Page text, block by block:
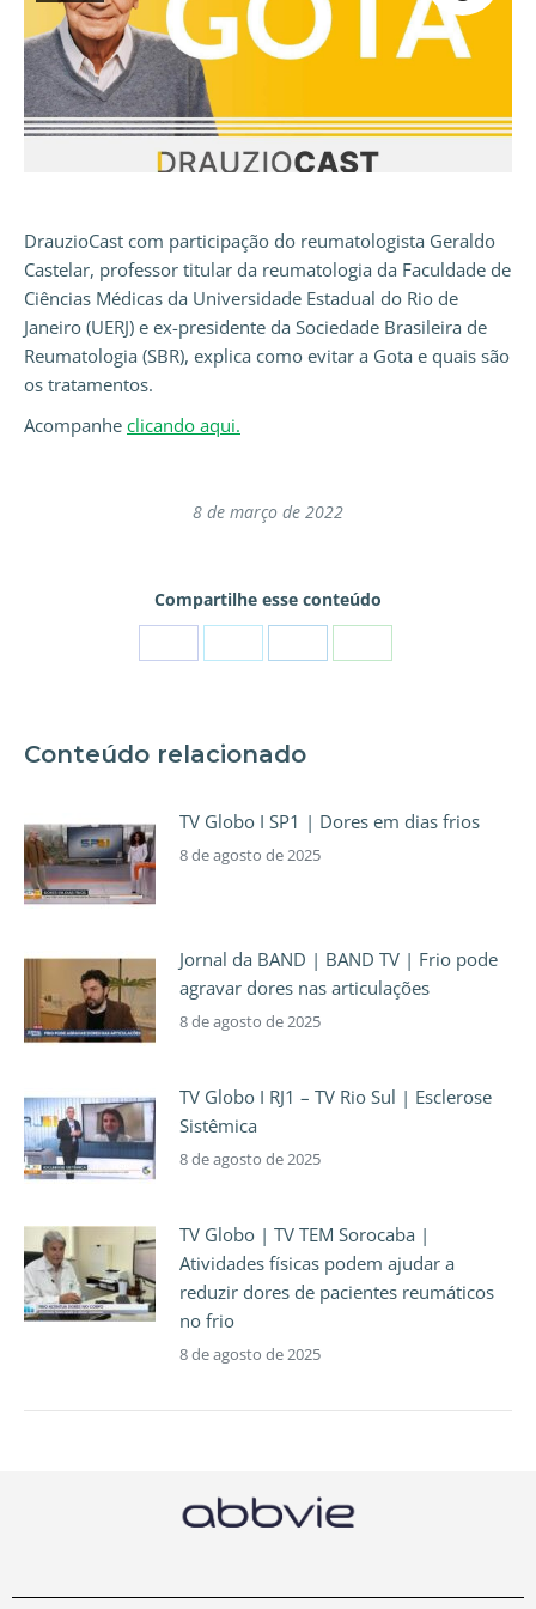
DrauzioCast com participação do reumatologista Geraldo
Castelar, professor titular da reumatologia da Faculdade de
Ciências Médicas da Universidade Estadual do Rio de
Janeiro (UERJ) e ex-presidente da Sociedade Brasileira de
Reumatologia (SBR), explica como evitar a Gota e quais são
os tratamentos.
Acompanhe clicando aqui.
8 de março de 2022
Compartilhe esse conteúdo
Conteúdo relacionado
TV Globo I SP1 | Dores em dias frios
8 de agosto de 2025
Jornal da BAND | BAND TV | Frio pode
agravar dores nas articulações
8 de agosto de 2025
TV Globo I RJ1 – TV Rio Sul | Esclerose
Sistêmica
8 de agosto de 2025
TV Globo | TV TEM Sorocaba |
Atividades físicas podem ajudar a
reduzir dores de pacientes reumáticos
no frio
8 de agosto de 2025